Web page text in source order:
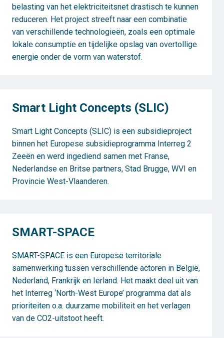
belasting van het elektriciteitsnet drastisch te kunnen
reduceren. Het project streeft naar een combinatie
van verschillende technologieën, zoals een optimale
lokale consumptie en tijdelijke opslag van overtollige
energie onder de vorm van waterstof.
Smart Light Concepts (SLIC)
Smart Light Concepts (SLIC) is een subsidieproject
binnen het Europese subsidieprogramma Interreg 2
Zeeën en werd ingediend samen met Franse,
Nederlandse en Britse partners, Stad Brugge, WVI en
Provincie West-Vlaanderen.
SMART-SPACE
SMART-SPACE is een Europese territoriale
samenwerking tussen verschillende actoren in België,
Nederland, Frankrijk en Ierland. Het maakt deel uit van
het Interreg ‘North-West Europe’ programma dat als
prioriteiten o.a. duurzame mobiliteit en het verlagen
van de CO2-uitstoot heeft.